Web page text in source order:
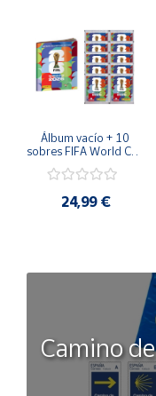
Álbum vacío + 10
sobres FIFA World Cup
Colección Oficial
24,99 €
Camino